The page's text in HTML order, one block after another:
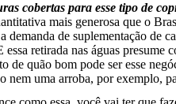
cobertas para esse tipo de
mais generosa que o
demanda de suplementação de
retirada nas águas
de quão bom pode ser esse
nem uma arroba, por exemplo,